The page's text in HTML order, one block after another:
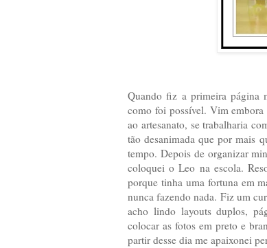
Quando fiz a primeira página
como foi possível. Vim embora
ao artesanato, se trabalharia
tão desanimada que por mais
tempo. Depois de organizar
coloquei o Leo na escola.
porque tinha uma fortuna em
nunca fazendo nada. Fiz um
acho lindo layouts duplos,
colocar as fotos em preto e
partir desse dia me apaixonei